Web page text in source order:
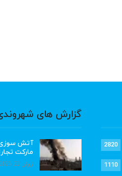
2820
1110
گزارش های
آتش سوزی
مارکت
ژوئن 22, 2023